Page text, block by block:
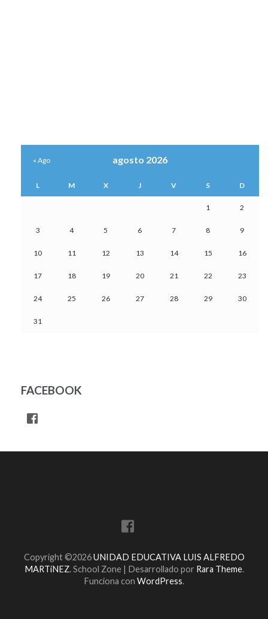
agosto 2026
L M X J V S D
1 2
3 4 5 6 7 8 9
10 11 12 13 14 15 16
17 18 19 20 21 22 23
24 25 26 27 28 29 30
31
« Ago
FACEBOOK
Copyright ©2026UNIDAD EDUCATIVA LUIS ALFREDO
MARTíNEZ. School Zone | Desarrollado por Rara Theme.
Funciona con WordPress.